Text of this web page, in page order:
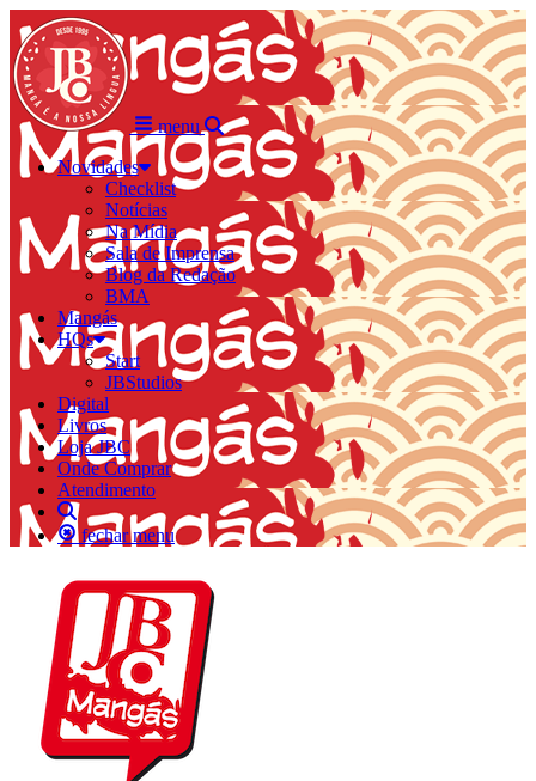
menu
Novidades
Checklist
Notícias
Na Mídia
Sala de Imprensa
Blog da Redação
BMA
Mangás
HQs
Start
JBStudios
Digital
Livros
Loja JBC
Onde Comprar
Atendimento
fechar menu